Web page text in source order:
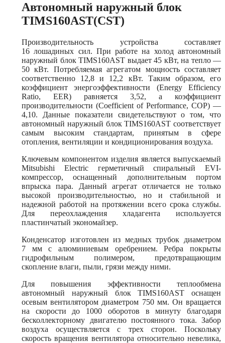
Автономный наружный блок
TIMS160AST(CST)
Производительность устройства составляет
16 лошадиных сил. При работе на холод автономный
наружный блок TIMS160AST выдает 45 кВт, на тепло —
50 кВт. Потребляемая агрегатом мощность составляет
соответственно 12,8 и 12,2 кВт. Таким образом, его
коэффициент энергоэффективности (Energy Efficiency
Ratio, EER) равняется 3,52, а коэффициент
производительности (Coefficient of Performance, COP) —
4,10. Данные показатели свидетельствуют о том, что
автономный наружный блок TIMS160AST соответствует
самым высоким стандартам, принятым в сфере
отопления, вентиляции и кондиционирования воздуха.
Ключевым компонентом изделия является выпускаемый
Mitsubishi Electric герметичный спиральный EVI-
компрессор, оснащенный дополнительным портом
впрыска пара. Данный агрегат отличается не только
высокой производительностью, но и стабильной и
надежной работой на протяжении всего срока службы.
Для переохлаждения хладагента используется
пластинчатый экономайзер.
Конденсатор изготовлен из медных трубок диаметром
7 мм с алюминиевым оребрением. Ребра покрыты
гидрофильным полимером, предотвращающим
скопление влаги, пыли, грязи между ними.
Для повышения эффективности теплообмена
автономный наружный блок TIMS160AST оснащен
осевым вентилятором диаметром 750 мм. Он вращается
на скорости до 1000 оборотов в минуту благодаря
бесколлекторному двигателю постоянного тока. Забор
воздуха осуществляется с трех сторон. Поскольку
скорость вращения вентилятора относительно невелика,